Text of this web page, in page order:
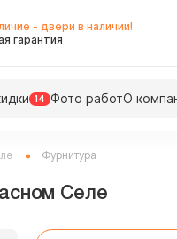
- двери в наличии!
гарантия
14 Фото работО
Фурнитура
Селе